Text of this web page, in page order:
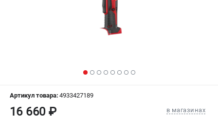
ИЗБРАННОЕ
СРАВНЕНИЕ ( 0 )
ВХОД ИЛИ РЕГИСТРАЦИЯ
Артикул товара: 4933427189
16 660 ₽ в магазинах